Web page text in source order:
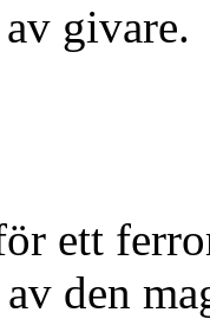
givare.
ett
den